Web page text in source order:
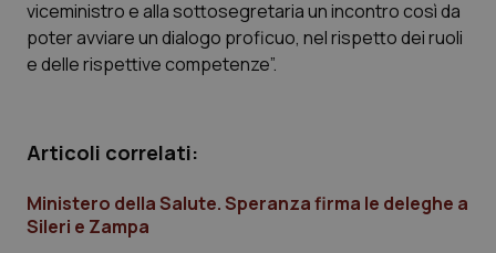
Professionisti Sanitari.AI
Basilicata
Calabria
Artrite & artrosi
Asma & BPCO
QS Club Newsletter
viceministro e alla sottosegretaria un incontro così da
poter avviare un dialogo proficuo, nel rispetto dei ruoli
e delle rispettive competenze”.
Articoli correlati:
Ministero della Salute. Speranza firma le deleghe a
Sileri e Zampa